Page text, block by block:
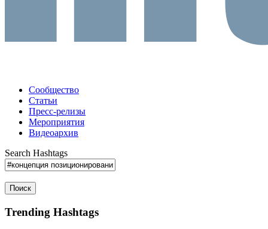
Сообщество
Статьи
Пресс-релизы
Мероприятия
Видеоархив
Search Hashtags
Поиск
Trending Hashtags